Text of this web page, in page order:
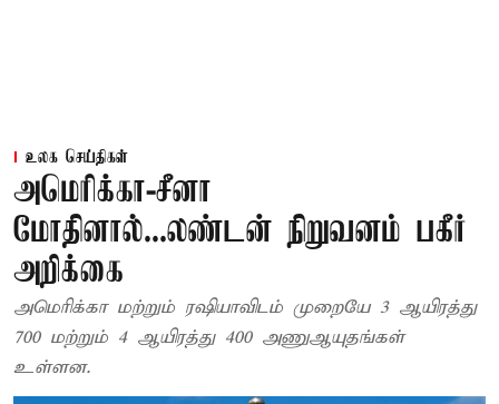
உலக செய்திகள்
அமெரிக்கா-சீனா
மோதினால்...லண்டன் நிறுவனம் பகீர்
அறிக்கை
அமெரிக்கா மற்றும் ரஷியாவிடம் முறையே 3 ஆயிரத்து
700 மற்றும் 4 ஆயிரத்து 400 அணுஆயுதங்கள்
உள்ளன.